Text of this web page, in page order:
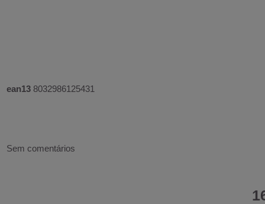
ean13 8032986125431
Sem comentários